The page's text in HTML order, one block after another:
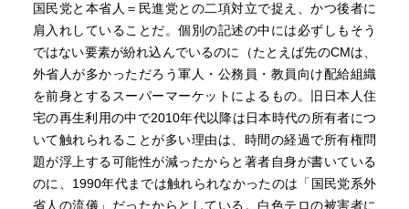
国民党と本省人＝民進党との二項対立で捉え、かつ後者に
肩入れしていることだ。個別の記述の中には必ずしもそう
ではない要素が紛れ込んでいるのに（たとえば先のCMは、
外省人が多かっただろう軍人・公務員・教員向け配給組織
を前身とするスーパーマーケットによるもの。旧日本人住
宅の再生利用の中で2010年代以降は日本時代の所有者につ
いて触れられることが多い理由は、時間の経過で所有権問
題が浮上する可能性が減ったからと著者自身が書いている
のに、1990年代までは触れられなかったのは「国民党系外
省人の流儀」だったからとしている。白色テロの被害者に